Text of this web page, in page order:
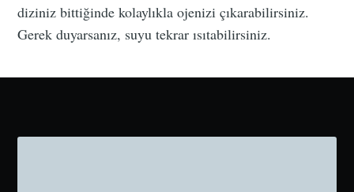
diziniz bittiğinde kolaylıkla ojenizi çıkarabilirsiniz.
Gerek duyarsanız, suyu tekrar ısıtabilirsiniz.